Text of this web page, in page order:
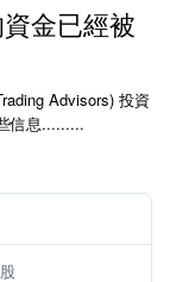
金已經被
Advisors) 投資
信息.........